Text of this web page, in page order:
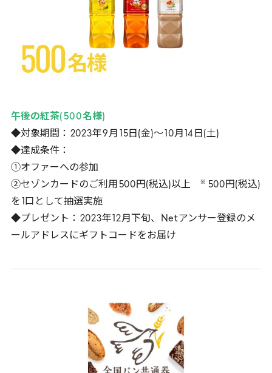
午後の紅茶( 500名様)
◆対象期間： 2023年9月 15 日(金)～ 10月 14 日(土)
◆達成条件：
①オファーへの参加
②セゾンカードのご利用 500円(税込)以上 ※ 500円(税込)
を
口として抽選実施
◆プレゼント： 2023年 12月下旬、 Net アンサー登録のメ
ールアドレスにギフトコードをお届け